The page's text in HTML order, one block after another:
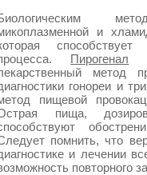
и
способствует
Пирогенал
метод
гонореи и
пищевой
пища,
помнить, что
и лечении
повторного